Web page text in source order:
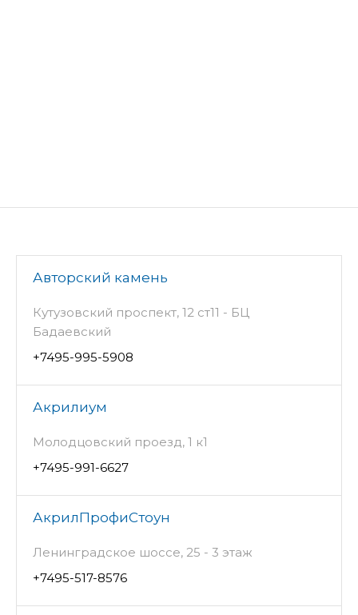
Авторский камень
Кутузовский проспект, 12 ст11 - БЦ
Бадаевский
+7495-995-5908
Акрилиум
Молодцовский проезд, 1 к1
+7495-991-6627
АкрилПрофиСтоун
Ленинградское шоссе, 25 - 3 этаж
+7495-517-8576